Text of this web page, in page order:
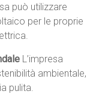
può utilizzare
per le proprie
L’impresa
ambientale,
pulita.